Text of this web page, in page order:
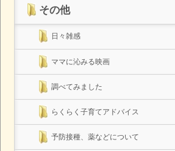
その他
日々雑感
ママに沁みる映画
調べてみました
らくらく子育てアドバイス
予防接種、薬などについて